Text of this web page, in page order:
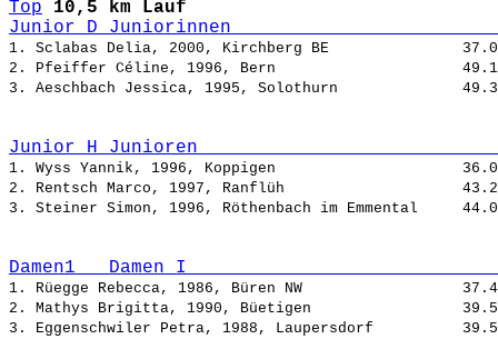
Top
10,5 km Lauf
Junior_D Juniorinnen
1. Sclabas Delia, 2000, Kirchberg BE
2. Pfeiffer Céline, 1996, Bern
3. Aeschbach Jessica, 1995, Solothurn
Junior_H Junioren
1. Wyss Yannik, 1996, Koppigen
2. Rentsch Marco, 1997, Ranflüh
3. Steiner Simon, 1996, Röthenbach im Emmental
Damen1   Damen I
1. Rüegge Rebecca, 1986, Büren NW
2. Mathys Brigitta, 1990, Büetigen
3. Eggenschwiler Petra, 1988, Laupersdorf